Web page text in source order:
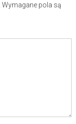
Wymagane pola są